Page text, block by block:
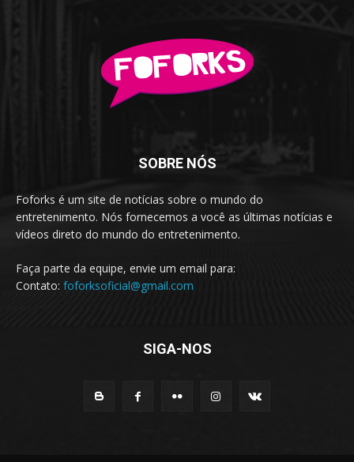
SOBRE NÓS
Foforks é um site de notícias sobre o mundo do
entretenimento. Nós fornecemos a você as últimas notícias e
vídeos direto do mundo do entretenimento.
Faça parte da equipe, envie um email para:
Contato: foforksoficial@gmail.com
SIGA-NOS